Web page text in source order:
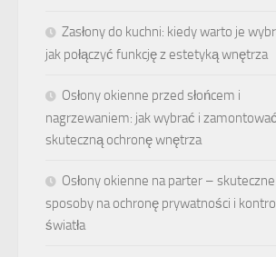
Zasłony do kuchni: kiedy warto je
jak połączyć funkcję z estetyką wnętrza
Osłony okienne przed słońcem i
nagrzewaniem: jak wybrać i zamontować
skuteczną ochronę wnętrza
Osłony okienne na parter – skuteczne
sposoby na ochronę prywatności i
światła